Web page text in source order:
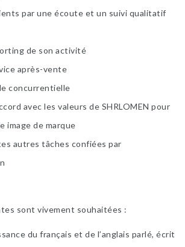
par une écoute et un suivi qualitatif
de son activité
après-vente
concurrentielle
avec les valeurs de SHRLOMEN pour
image de marque
autres tâches confiées par
sont vivement souhaitées :
du français et de l’anglais parlé, écrit